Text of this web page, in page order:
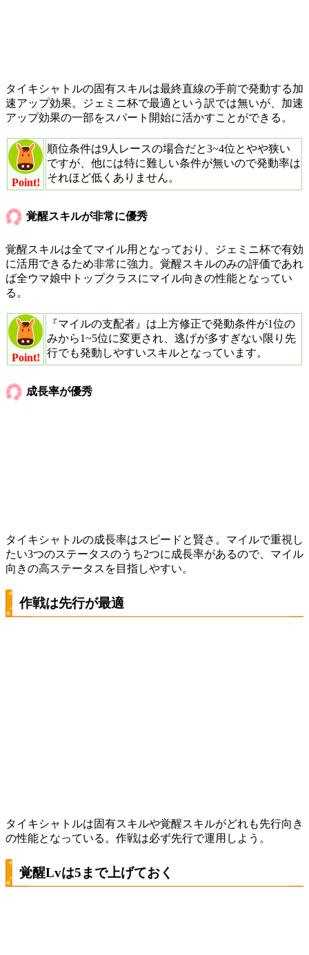
タイキシャトルの固有スキルは最終直線の手前で発動する加
速アップ効果。ジェミニ杯で最適という訳では無いが、加速
アップ効果の一部をスパート開始に活かすことができる。
Point!
順位条件は9人レースの場合だと3~4位とやや狭い
ですが、他には特に難しい条件が無いので発動率は
それほど低くありません。
覚醒スキルが非常に優秀
覚醒スキルは全てマイル用となっており、ジェミニ杯で有効
に活用できるため非常に強力。覚醒スキルのみの評価であれ
ば全ウマ娘中トップクラスにマイル向きの性能となってい
る。
Point!
『マイルの支配者』は上方修正で発動条件が1位の
みから1~5位に変更され、逃げが多すぎない限り先
行でも発動しやすいスキルとなっています。
成長率が優秀
タイキシャトルの成長率はスピードと賢さ。マイルで重視し
たい3つのステータスのうち2つに成長率があるので、マイル
向きの高ステータスを目指しやすい。
作戦は先行が最適
タイキシャトルは固有スキルや覚醒スキルがどれも先行向き
の性能となっている。作戦は必ず先行で運用しよう。
覚醒Lvは5まで上げておく